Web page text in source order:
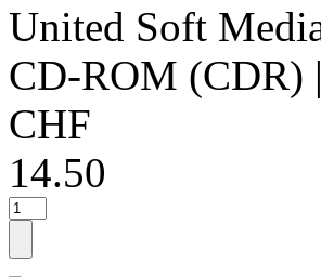
United Soft
CD-ROM (CDR)
CHF
14.50